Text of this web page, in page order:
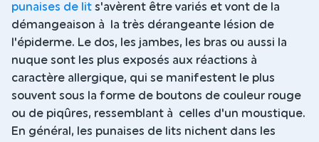
punaises de lit s'avèrent être variés et vont de la
démangeaison à la très dérangeante lésion de
l'épiderme. Le dos, les jambes, les bras ou aussi la
nuque sont les plus exposés aux réactions à
caractère allergique, qui se manifestent le plus
souvent sous la forme de boutons de couleur rouge
ou de piqûres, ressemblant à celles d'un moustique.
En général, les punaises de lits nichent dans les